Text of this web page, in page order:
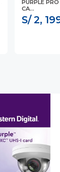
PURPLE
CA...
S/ 2,